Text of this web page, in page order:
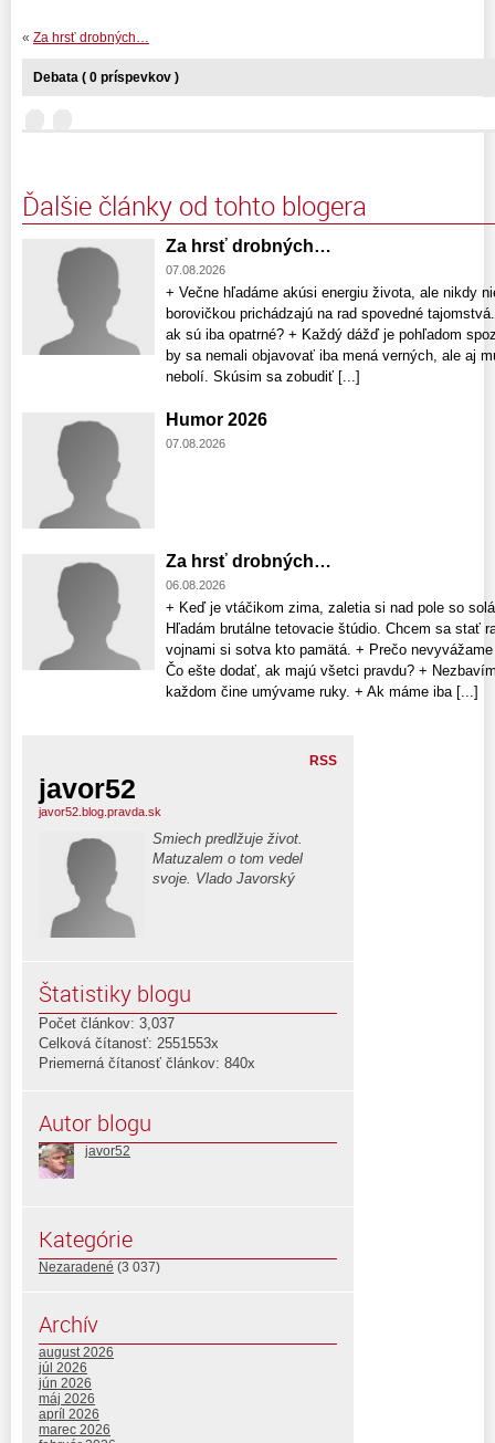
« Za hrsť drobných…
Debata ( 0 príspevkov )
Ďalšie články od tohto blogera
Za hrsť drobných…
07.08.2026
+ Večne hľadáme akúsi energiu života, ale nikdy
borovičkou prichádzajú na rad spovedné
ak sú iba opatrné? + Každý dážď je pohľadom
by sa nemali objavovať iba mená verných, ale aj
nebolí. Skúsim sa zobudiť [...]
Humor 2026
07.08.2026
Za hrsť drobných…
06.08.2026
+ Keď je vtáčikom zima, zaletia si nad pole so
Hľadám brutálne tetovacie štúdio. Chcem sa stať
vojnami si sotva kto pamätá. + Prečo
Čo ešte dodať, ak majú všetci pravdu? +
každom čine umývame ruky. + Ak máme iba [...]
RSS
javor52
javor52.blog.pravda.sk
Smiech predlžuje život.
Matuzalem o tom vedel
svoje. Vlado Javorský
Štatistiky blogu
Počet článkov: 3,037
Celková čítanosť: 2551553x
Priemerná čítanosť článkov: 840x
Autor blogu
javor52
Kategórie
Nezaradené (3 037)
Archív
august 2026
júl 2026
jún 2026
máj 2026
apríl 2026
marec 2026